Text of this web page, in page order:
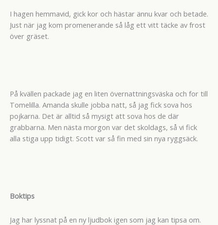
I hagen hemmavid, gick kor och hästar ännu kvar och betade.
Just när jag kom promenerande så låg ett vitt täcke av frost
över gräset.
På kvällen packade jag en liten övernattningsväska och for till
Tomelilla. Amanda skulle jobba natt, så jag fick sova hos
pojkarna. Det är alltid så mysigt att sova hos de där
grabbarna. Men nästa morgon var det skoldags, så vi fick
alla stiga upp tidigt. Scott var så fin med sin nya ryggsäck.
Boktips
Jag har lyssnat på en ny ljudbok igen som jag kan tipsa om.